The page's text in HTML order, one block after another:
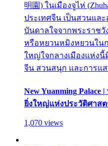
明園) ในเมืองจูไห่
ประเทศจีน เป็นสวนแล
บันดาลใจจากพระราชวัง
หรือหยวนหมิงหยวนใน
ใหญ่ใจกลางเมืองแห่ง
จีน สวนสนุก และการแส
New Yuanming
ยิ่งใหญ่แห่งประวัติศาส
1,070 views